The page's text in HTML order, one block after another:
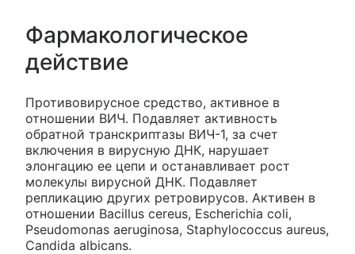
Фармакологическое
действие
Противовирусное средство, активное в
отношении ВИЧ. Подавляет активность
обратной транскриптазы ВИЧ-1, за счет
включения в вирусную ДНК, нарушает
элонгацию ее цепи и останавливает рост
молекулы вирусной ДНК. Подавляет
репликацию других ретровирусов. Активен в
отношении Bacillus cereus, Escherichia coli,
Pseudomonas aeruginosa, Staphylococcus aureus,
Candida albicans.